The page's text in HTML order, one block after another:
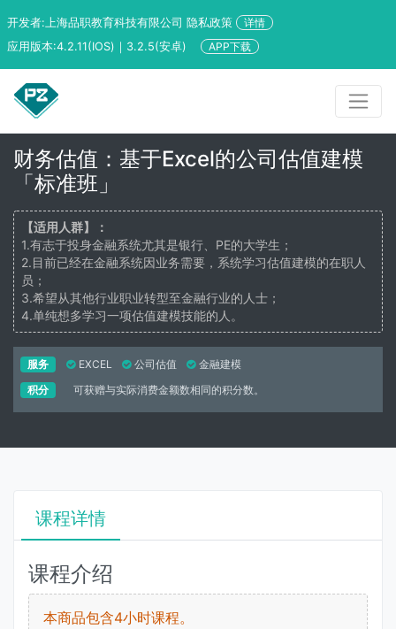
开发者:上海品职教育科技有限公司 隐私政策
详情
应用版本:4.2.11(IOS)｜3.2.5(安卓)
APP下载
财务估值：基于Excel的公司估值建模
「标准班」
【适用人群】：
1.有志于投身金融系统尤其是银行、PE的大学生；
2.目前已经在金融系统因业务需要，系统学习估值建模的在职人
员；
3.希望从其他行业职业转型至金融行业的人士；
4.单纯想多学习一项估值建模技能的人。
服务 EXCEL 公司估值
金融建模
积分
可获赠与实际消费金额数相同的积分数。
课程详情
课程介绍
本商品包含4小时课程。